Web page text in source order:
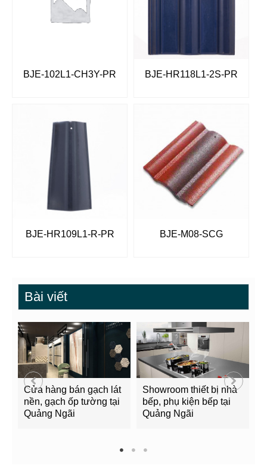
BJE-102L1-CH3Y-PR BJE-HR118L1-2S-PR
BJE-HR109L1-R-PR BJE-M08-SCG
Bài viết
Cửa hàng bán gạch lát
nền, gạch ốp tường tại
Quảng Ngãi
Showroom thiết bị nhà
bếp, phụ kiện bếp tại
Quảng Ngãi
1 2 3